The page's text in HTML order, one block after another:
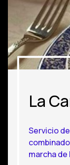
La
Servicio
marcha de